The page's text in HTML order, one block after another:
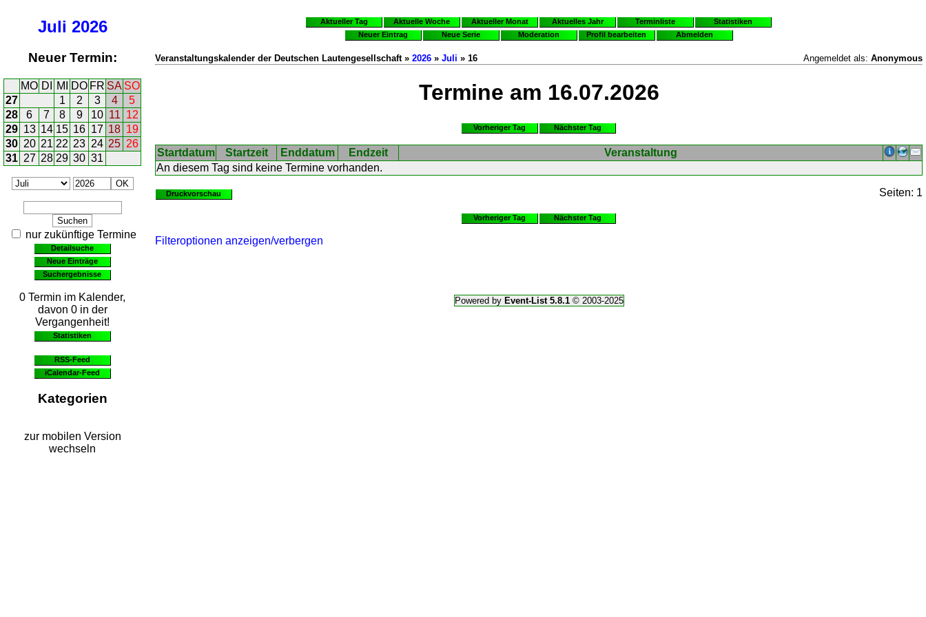
Juli 2026
Neuer Termin:
MO DI MI DO FR SA SO
27
1 2 3 4
5
28
6 7 8 9 10 11 12
29 13 14 15 16 17 18 19
30 20 21 22 23 24 25 26
31 27 28 29 30 31
nur zukünftige Termine
Detailsuche
Neue Einträge
Suchergebnisse
0 Termin im Kalender,
davon 0 in der
Vergangenheit!
Statistiken
RSS-Feed
iCalendar-Feed
Kategorien
zur mobilen Version
wechseln
Aktueller Tag Aktuelle Woche Aktueller Monat Aktuelles Jahr Terminliste
Statistiken
Neuer Eintrag
Neue Serie Moderation Profil bearbeiten Abmelden
Veranstaltungskalender der Deutschen Lautengesellschaft » 2026 » Juli » 16 Angemeldet als: Anonymous
Termine am 16.07.2026
Vorheriger Tag Nächster Tag
Startdatum Startzeit Enddatum Endzeit
Veranstaltung
An diesem Tag sind keine Termine vorhanden.
Druckvorschau Seiten: 1
Vorheriger Tag Nächster Tag
Filteroptionen anzeigen/verbergen
Powered by Event-List 5.8.1© 2003-2025